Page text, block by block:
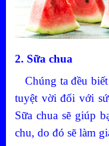
2. Sữa chua
Chúng ta đều biết
tuyệt vời đối với
Sữa chua sẽ giúp
chu, do đó sẽ làm